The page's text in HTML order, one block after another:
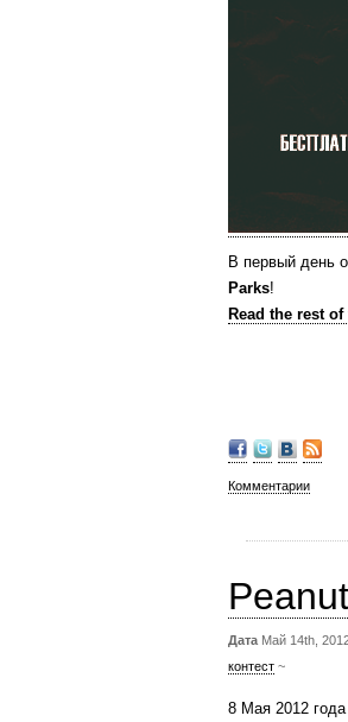
В первый день
Parks!
Read the rest
Комментарии
Дата Май 14th,
контест ~
8 Мая 2012